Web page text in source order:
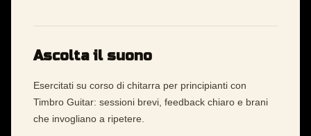
Ascolta il suono
Esercitati su corso di chitarra per principianti con
Timbro Guitar: sessioni brevi, feedback chiaro e brani
che invogliano a ripetere.